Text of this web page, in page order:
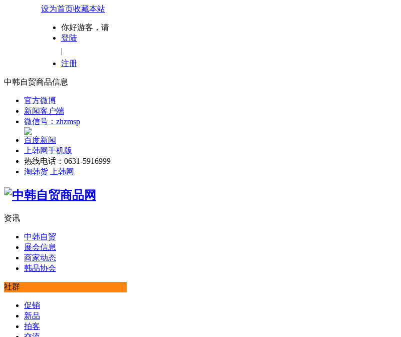
设为首页收藏本站
你好游客，请
登陆
|
注册
中韩自贸商品信息
官方微博
新闻客户端
微信号：zhzmsp
百度新闻
上韩网手机版
热线电话：0631-5916999
淘韩货 上韩网
资讯
中韩自贸
展会信息
商家动态
韩品协会
社群
促销
新品
拍客